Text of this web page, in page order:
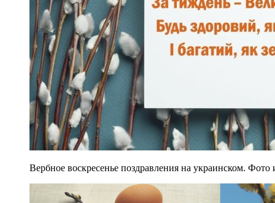
Вербное воскресенье поздравления на украинском.